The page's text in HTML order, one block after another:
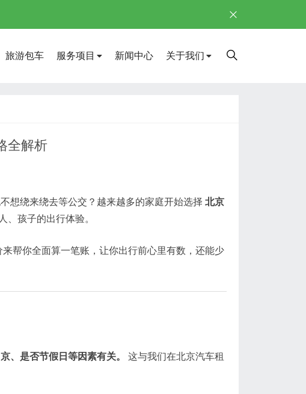
旅游包车 服务项目 新闻中心 关于我们
全解析
想绕来绕去等公交？越来越多的家庭开始选择 北京
、孩子的出行体验。
帮你全面算一笔账，让你出行前心里有数，还能少
、是否节假日等因素有关。
这与我们在北京汽车租